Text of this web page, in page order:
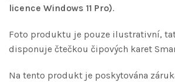
licence Windows 11 Pro).
Foto produktu je pouze ilustrativní,
disponuje čtečkou čipových karet
Na tento produkt je poskytována